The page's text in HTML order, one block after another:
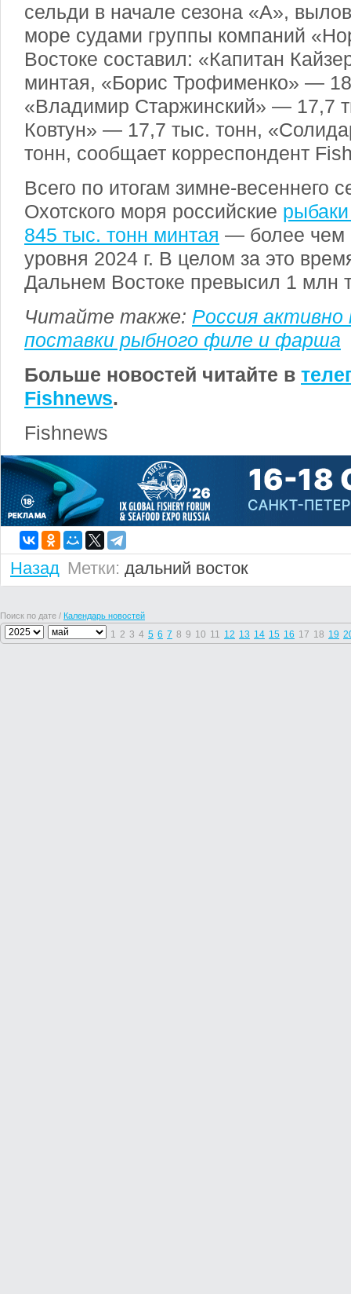
сельди в начале сезона «А»,
море судами группы компаний
Востоке составил: «Капитан
минтая, «Борис Трофименко» —
«Владимир Старжинский» — 17,7
Ковтун» — 17,7 тыс. тонн,
тонн, сообщает корреспондент
Всего по итогам зимне-весеннего
Охотского моря российские
845 тыс. тонн минтая — более чем
уровня 2024 г. В целом за это
Дальнем Востоке превысил 1 млн
Читайте также: Россия
поставки рыбного филе и фарша
Больше новостей читайте в
Fishnews.
Fishnews
Назад Метки: дальний восток
Поиск по дате / Календарь новостей
1 2 3 4 5 6 7 8 9 10 11 12 13 14 15 16 17 18 19